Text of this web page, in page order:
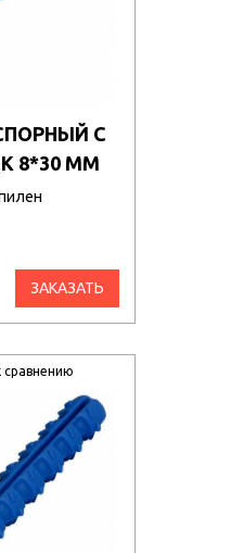
С
8*30 ММ
ЗАКАЗАТЬ
сравнению